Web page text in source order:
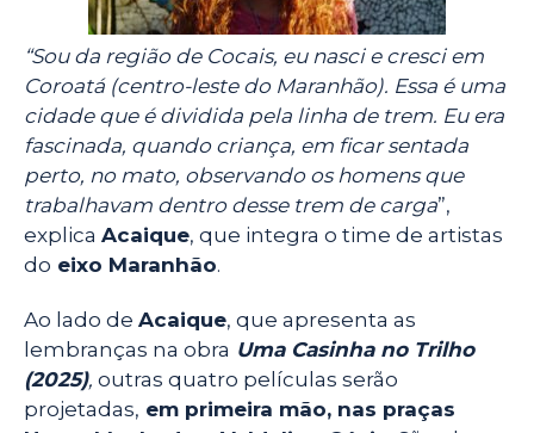
“Sou da região de Cocais, eu nasci e cresci em
Coroatá (centro-leste do Maranhão). Essa é uma
cidade que é dividida pela linha de trem. Eu era
fascinada, quando criança, em ficar sentada
perto, no mato, observando os homens que
trabalhavam dentro desse trem de carga”,
explica Acaique, que integra o time de artistas
do eixo Maranhão.
Ao lado de Acaique, que apresenta as
lembranças na obra Uma Casinha no Trilho
(2025), outras quatro películas serão
projetadas, em primeira mão, nas praças